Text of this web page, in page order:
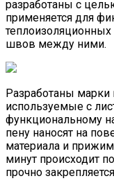
разработаны с
применяется для
швов между ними.
Разработаны
используемые с
функциональному
пену наносят на
материала и
минут происходит
прочно